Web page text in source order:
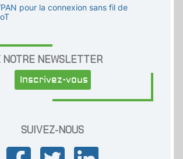
pour la connexion sans fil de
NOTRE NEWSLETTER
Inscrivez-vous
SUIVEZ-NOUS